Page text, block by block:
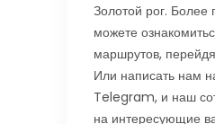
Золотой рог. Более
можете
маршрутов,
Или написать нам
Telegram, и наш
на интересующие